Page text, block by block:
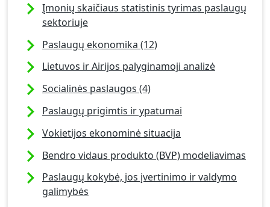
Įmonių skaičiaus statistinis tyrimas paslaugų
sektoriuje
Paslaugų ekonomika (12)
Lietuvos ir Airijos palyginamoji analizė
Socialinės paslaugos (4)
Paslaugų prigimtis ir ypatumai
Vokietijos ekonominė situacija
Bendro vidaus produkto (BVP) modeliavimas
Paslaugų kokybė, jos įvertinimo ir valdymo
galimybės